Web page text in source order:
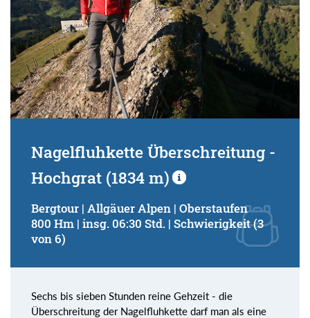
Nagelfluhkette Überschreitung -
Hochgrat (1834 m)
Bergtour | Allgäuer Alpen | Oberstaufen
800 Hm | insg. 06:30 Std. | Schwierigkeit (3
von 6)
Sechs bis sieben Stunden reine Gehzeit - die
Überschreitung der Nagelfluhkette darf man als eine